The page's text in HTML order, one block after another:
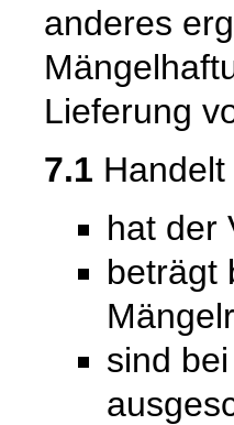
anderes
Lieferung
7.1
hat der
beträgt
sind